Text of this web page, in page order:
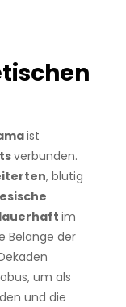
ist
verbunden.
, blutig
im
Belange der
um als
und die